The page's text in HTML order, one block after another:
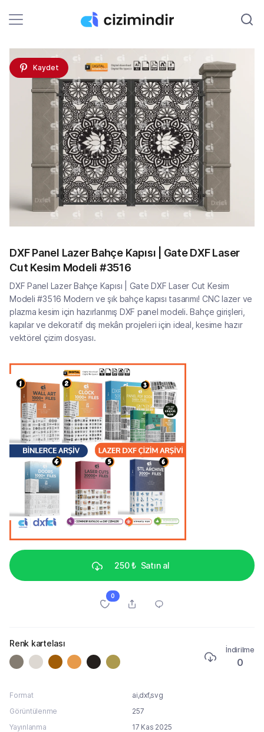
Kaydet
DXF Panel Lazer Bahçe Kapısı | Gate DXF Laser
Cut Kesim Modeli #3516
DXF Panel Lazer Bahçe Kapısı | Gate DXF Laser Cut Kesim
Modeli #3516 Modern ve şık bahçe kapısı tasarımı! CNC lazer ve
plazma kesim için hazırlanmış DXF panel modeli. Bahçe girişleri,
kapılar ve dekoratif dış mekân projeleri için ideal, kesime hazır
vektörel çizim dosyası.
250 ₺ Satın al
0
Renk kartelası
İndirilme
0
Format
ai,dxf,svg
Görüntülenme
257
Yayınlanma
17 Kas 2025